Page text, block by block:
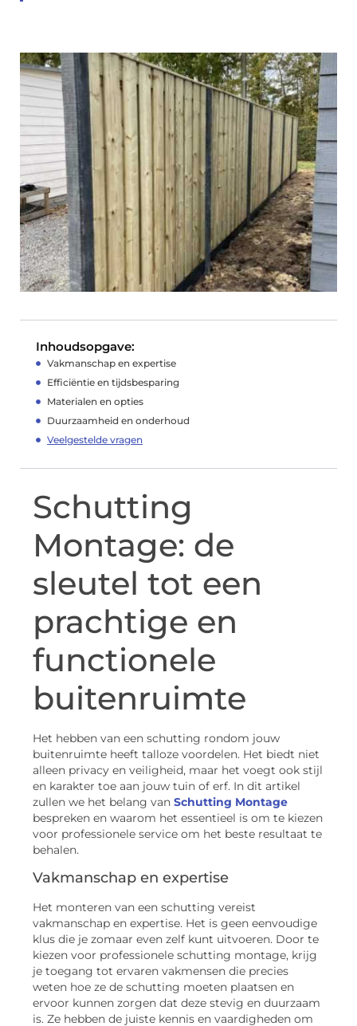
Inhoudsopgave:
Vakmanschap en expertise
Efficiëntie en tijdsbesparing
Materialen en opties
Duurzaamheid en onderhoud
Veelgestelde vragen
Schutting
Montage: de
sleutel tot een
prachtige en
functionele
buitenruimte
Het hebben van een schutting rondom jouw
buitenruimte heeft talloze voordelen. Het biedt niet
alleen privacy en veiligheid, maar het voegt ook stijl
en karakter toe aan jouw tuin of erf. In dit artikel
zullen we het belang van Schutting Montage
bespreken en waarom het essentieel is om te kiezen
voor professionele service om het beste resultaat te
behalen.
Vakmanschap en expertise
Het monteren van een schutting vereist
vakmanschap en expertise. Het is geen eenvoudige
klus die je zomaar even zelf kunt uitvoeren. Door te
kiezen voor professionele schutting montage, krijg
je toegang tot ervaren vakmensen die precies
weten hoe ze de schutting moeten plaatsen en
ervoor kunnen zorgen dat deze stevig en duurzaam
is. Ze hebben de juiste kennis en vaardigheden om